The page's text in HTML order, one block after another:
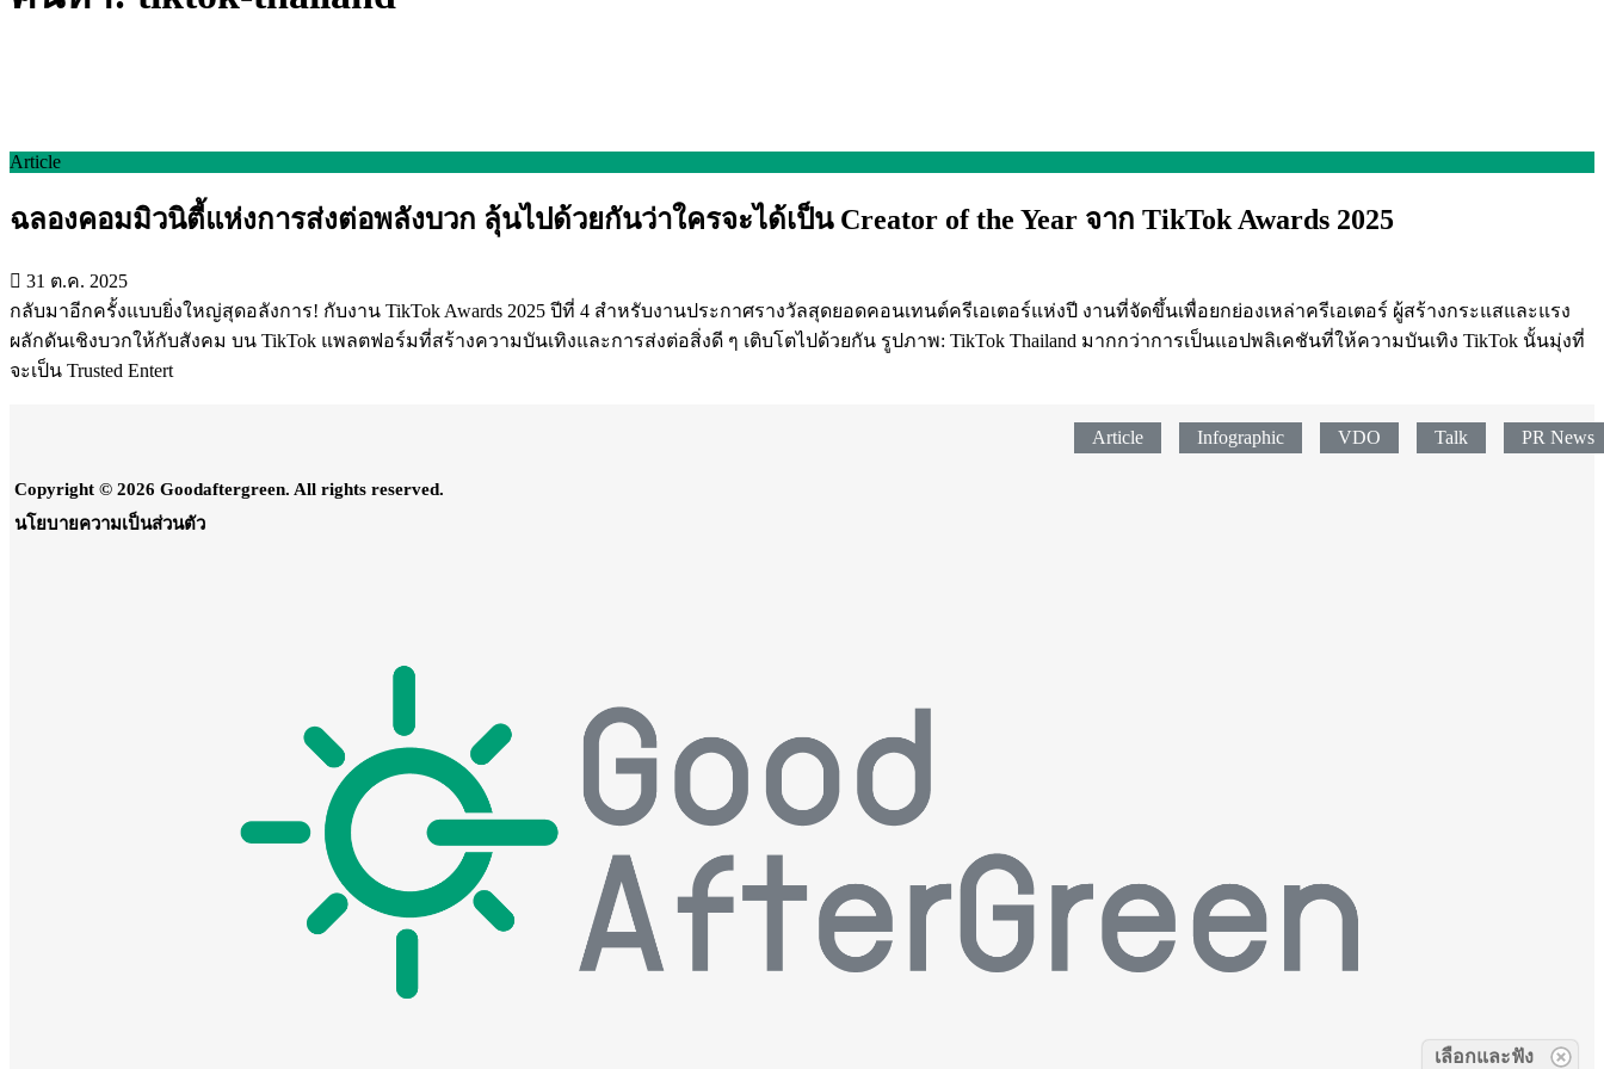
Article
ฉลองคอมมิวนิตี้แห่งการส่งต่อพลังบวก ลุ้นไปด้วยกันว่าใครจะได้เป็น Creator of the Year จาก TikTok Awards 2025
31 ต.ค. 2025
กลับมาอีกครั้งแบบยิ่งใหญ่สุดอลังการ! กับงาน TikTok Awards 2025 ปีที่ 4 สำหรับงานประกาศรางวัลสุดยอดคอนเทนต์ครีเอเตอร์แห่งปี งานที่จัดขึ้นเพื่อยกย่องเหล่าครีเอเตอร์ ผู้สร้างกระแสและแรง
ผลักดันเชิงบวกให้กับสังคม บน TikTok แพลตฟอร์มที่สร้างความบันเทิงและการส่งต่อสิ่งดี ๆ เติบโตไปด้วยกัน รูปภาพ: TikTok Thailand มากกว่าการเป็นแอปพลิเคชันที่ให้ความบันเทิง TikTok นั้นมุ่งที่
จะเป็น Trusted Entert
Article Infographic VDO Talk PR News
Copyright © 2026 Goodaftergreen. All rights reserved.
นโยบายความเป็นส่วนตัว
เลือกและฟัง